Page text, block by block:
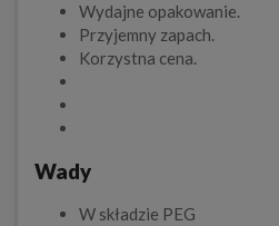
Wydajne opakowanie.
Przyjemny zapach.
Korzystna cena.
Wady
W składzie PEG